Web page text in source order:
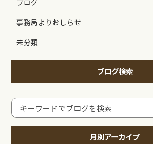
ブログ
事務局よりおしらせ
未分類
ブログ検索
月別アーカイブ